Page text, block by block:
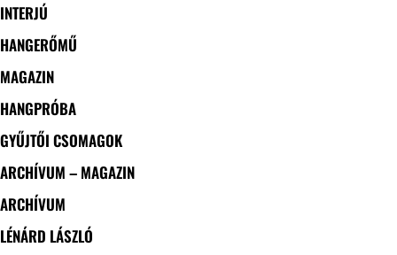
INTERJÚ
HANGERŐMŰ
MAGAZIN
HANGPRÓBA
GYŰJTŐI CSOMAGOK
ARCHÍVUM – MAGAZIN
ARCHÍVUM
LÉNÁRD LÁSZLÓ